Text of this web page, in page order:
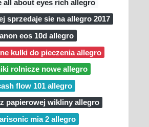
all about eyes rich allegro
sprzedaje sie na allegro 2017
eos 10d allegro
kulki do pieczenia allegro
rolnicze nowe allegro
flow 101 allegro
papierowej wikliny allegro
mia 2 allegro